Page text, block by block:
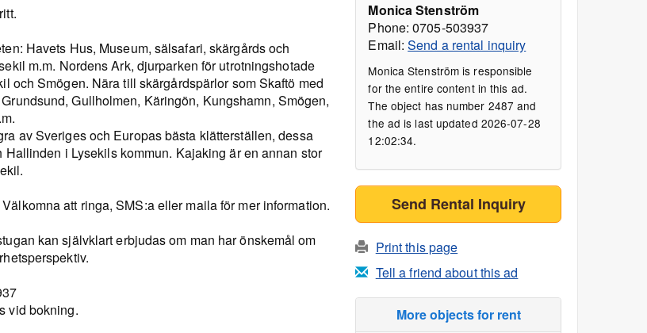
Havets Hus, Museum, sälsafari, skärgårds och
m.m. Nordens Ark, djurparken för utrotningshotade
och Smögen. Nära till skärgårdspärlor som Skaftö med
Gullholmen, Käringön, Kungshamn, Smögen,
av Sveriges och Europas bästa klätterställen, dessa
Hallinden i Lysekils kommun. Kajaking är en annan stor
att ringa, SMS:a eller maila för mer information.
kan självklart erbjudas om man har önskemål om
vid bokning.
Monica Stenström
Phone: 0705-503937
Email:Send a rental inquiry
Monica Stenström is responsible
for the entire content in this ad.
The object has number 2487 and
the ad is last updated 2026-07-28
12:02:34.
Send Rental Inquiry
Print this page
Tell a friend about this ad
More objects for rent